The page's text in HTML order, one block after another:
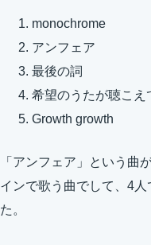
monochrome
アンフェア
最後の詞
希望のうたが聴こえ
Growth growth
「アンフェア」という曲
インで歌う曲でして、4
た。